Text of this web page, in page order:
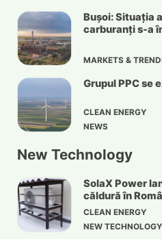
Bușoi: Situația
carburanți s-a
MARKETS &
Grupul PPC se
CLEAN ENERGY
NEWS
New Technology
SolaX Power
căldură în
CLEAN ENERGY
NEW TECHNOLOGY